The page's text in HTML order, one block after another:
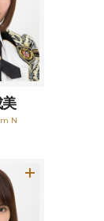
N